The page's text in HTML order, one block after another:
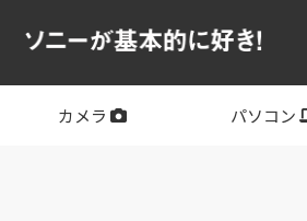
カメラ パソコン